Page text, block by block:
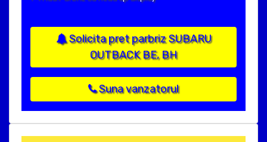
Solicita pret parbriz SUBARU
OUTBACK BE, BH
Suna vanzatorul